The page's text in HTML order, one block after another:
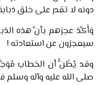
دونه لا تقدر على خلق
وَأَكَّدَ عجزهم بأنَّ هذه
سيعجزون عن استعادته !
وقد يُظَنُّ أن الخطاب
صلى الله عليه وآله وسلم